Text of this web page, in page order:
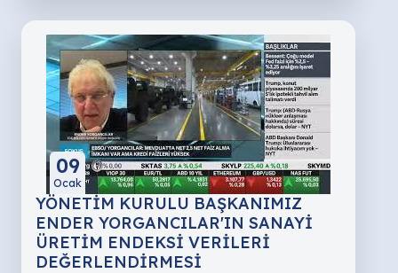
09
Ocak
YÖNETİM KURULU BAŞKANIMIZ
ENDER YORGANCILAR'IN SANAYİ
ÜRETİM ENDEKSİ VERİLERİ
DEĞERLENDİRMESİ